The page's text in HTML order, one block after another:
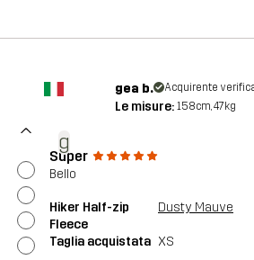
g
gea b. Acquirente
Le misure: 158cm, 47kg
Super
Bello
Hiker Half-zip
Fleece
Dusty Mauve
Taglia acquistata XS